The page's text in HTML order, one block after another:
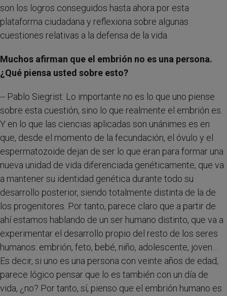
son los logros conseguidos hasta ahora por esta
plataforma ciudadana y reflexiona sobre algunas
cuestiones relativas a la defensa de la vida.
Muchos afirman que el embrión no es una persona.
¿Qué piensa usted sobre esto?
-- Pablo Siegrist: Lo importante no es lo que uno piense
sobre esta cuestión, sino lo que realmente el embrión es.
Y en lo que las ciencias aplicadas son unánimes es en
que, desde el momento de la fecundación, el óvulo y el
espermatozoide dejan de ser lo que eran para formar una
nueva unidad de vida diferenciada genéticamente, que va
a mantener su identidad genética durante todo su
desarrollo posterior, siendo totalmente distinta de la de
los progenitores. Por tanto, parece claro que a partir de
ahí estamos hablando de un ser humano distinto, que va a
experimentar el desarrollo propio del resto de los seres
humanos: embrión, feto, bebé, niño, adolescente, joven…
Es decir, si uno es una persona con veinte años de edad,
parece lógico pensar que lo es también con un día de
vida, ¿no? Por tanto, sí, pienso que el embrión humano es